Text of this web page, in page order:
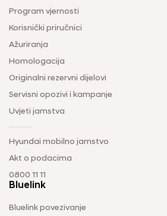
Program vjernosti
Korisnički priručnici
Ažuriranja
Homologacija
Originalni rezervni dijelovi
Servisni opozivi i kampanje
Uvjeti jamstva
Hyundai mobilno jamstvo
Akt o podacima
0800 11 11
Bluelink
Bluelink povezivanje